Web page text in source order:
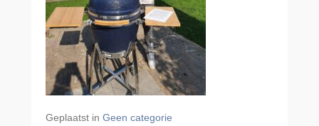
Geplaatst in Geen categorie